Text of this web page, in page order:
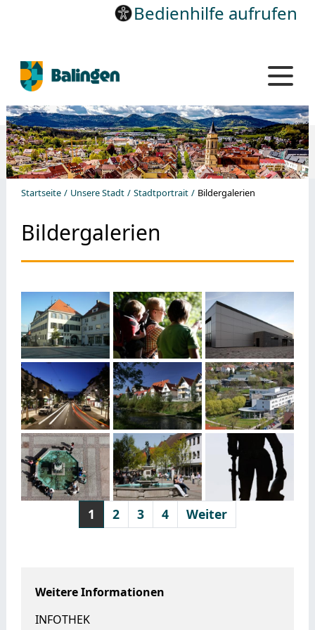
Bedienhilfe aufrufen
Startseite Unsere Stadt Stadtportrait Bildergalerien
Weitere Informationen
INFOTHEK
Bildergalerien
1 2 3 4 Weiter